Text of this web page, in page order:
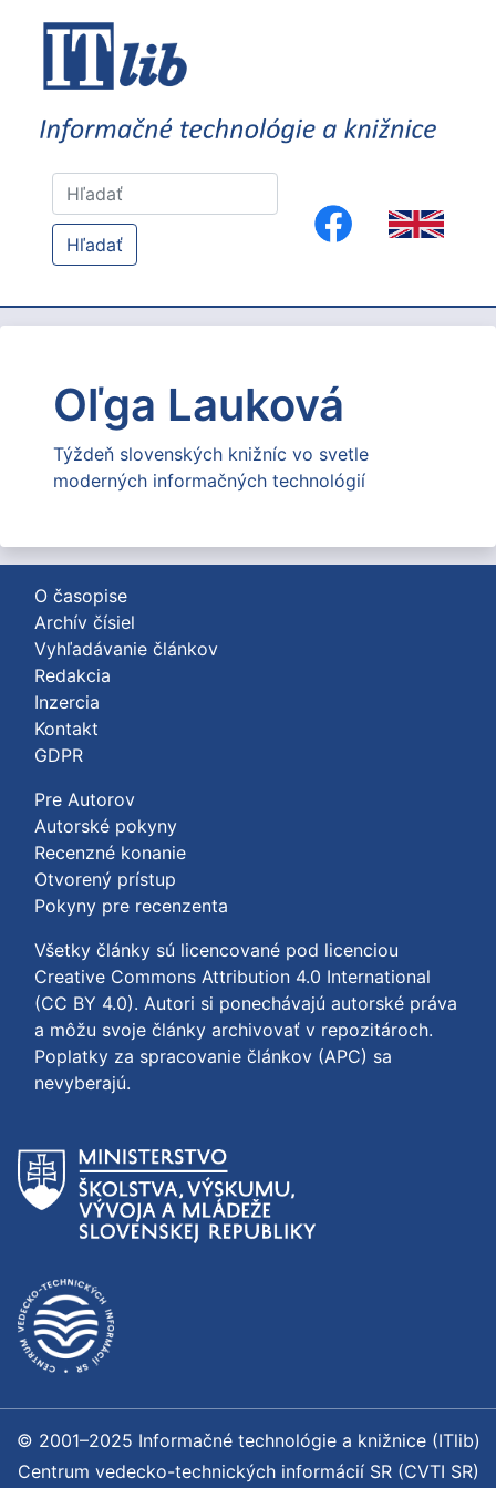
Hľadať
Oľga Lauková
Týždeň slovenských knižníc vo svetle
moderných informačných technológií
O časopise
Archív čísiel
Vyhľadávanie článkov
Redakcia
Inzercia
Kontakt
GDPR
Pre Autorov
Autorské pokyny
Recenzné konanie
Otvorený prístup
Pokyny pre recenzenta
Všetky články sú licencované pod licenciou
Creative Commons Attribution 4.0 International
(CC BY 4.0). Autori si ponechávajú autorské práva
a môžu svoje články archivovať v repozitároch.
Poplatky za spracovanie článkov (APC) sa
nevyberajú.
© 2001–2025 Informačné technológie a knižnice (ITlib)
Centrum vedecko-technických informácií SR (CVTI SR)